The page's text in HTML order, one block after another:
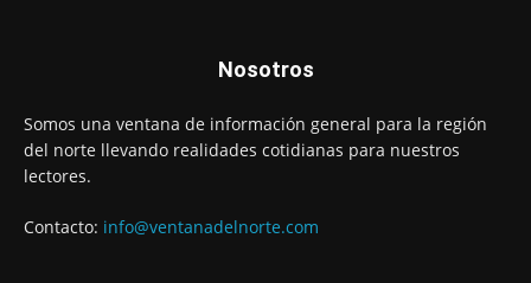
Nosotros
Somos una ventana de información general para la región
del norte llevando realidades cotidianas para nuestros
lectores.
Contacto: info@ventanadelnorte.com